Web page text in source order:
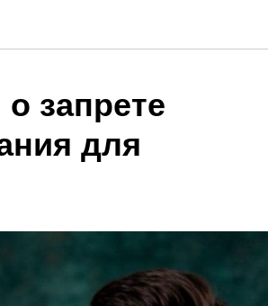
о запрете
для